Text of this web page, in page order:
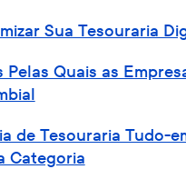
Sua Tesouraria
Pelas Quais as
de Tesouraria Tudo-
Categoria